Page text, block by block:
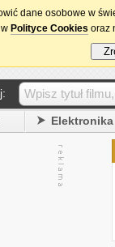
Elektronika
dane osobowe w
Polityce Cookies oraz